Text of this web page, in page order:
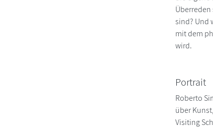
sind? Und
mit dem
wird.
Portrait
Roberto
über
Visiting